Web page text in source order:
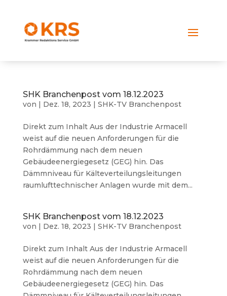
SHK Branchenpost vom 18.12.2023
von | Dez. 18, 2023 | SHK-TV Branchenpost
Direkt zum Inhalt Aus der Industrie Armacell
weist auf die neuen Anforderungen für die
Rohrdämmung nach dem neuen
Gebäudeenergiegesetz (GEG) hin. Das
Dämmniveau für Kälteverteilungsleitungen
raumlufttechnischer Anlagen wurde mit dem...
SHK Branchenpost vom 18.12.2023
von | Dez. 18, 2023 | SHK-TV Branchenpost
Direkt zum Inhalt Aus der Industrie Armacell
weist auf die neuen Anforderungen für die
Rohrdämmung nach dem neuen
Gebäudeenergiegesetz (GEG) hin. Das